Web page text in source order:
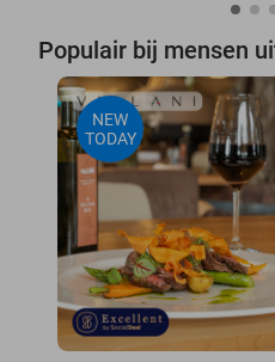
Populair bij mensen
NEW
TODAY